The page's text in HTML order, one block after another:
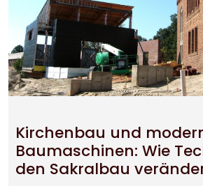
Kirchenbau und
Baumaschinen: Wie
den Sakralbau